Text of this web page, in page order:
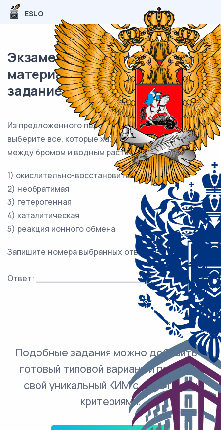
ESUO
Экзаменационный (типовой)
материал ЕГЭ / Химия / 17
задание (24) / 61
Из предложенного перечня типов реакций
выберите все, которые характеризуют реакцию
между бромом и водным раствором щёлочи.
1) окислительно-восстановительная
2) необратимая
3) гетерогенная
4) каталитическая
5) реакция ионного обмена
Запишите номера выбранных ответов.
Ответ: ___________________________.
Подобные задания можно добавить в
готовый типовой вариант и получить
свой уникальный КИМ с ответами и
критериями.